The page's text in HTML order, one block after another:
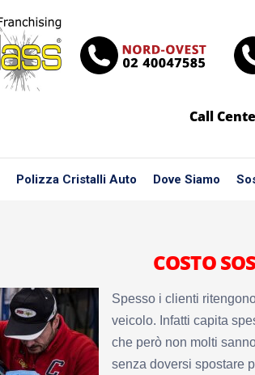
Call
Polizza Cristalli Auto Dove Siamo
COSTO
Spesso i clienti
veicolo. Infatti capita
che però non molti
senza doversi spostare